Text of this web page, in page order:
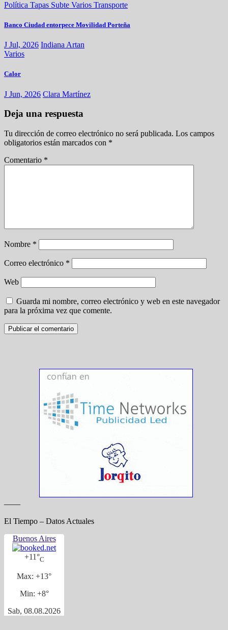
Política Tapas Subte Varios Transporte
Banco Ciudad entorpece Movilidad Porteña
J Jul, 2026 Indiana Artan
Varios
Calor
J Jun, 2026 Clara Martínez
Deja una respuesta
Tu dirección de correo electrónico no será publicada. Los campos
obligatorios están marcados con *
Comentario *
Nombre *
Correo electrónico *
Web
Guarda mi nombre, correo electrónico y web en este navegador
para la próxima vez que comente.
——
El Tiempo – Datos Actuales
Buenos Aires
+11°C
Max: +13°
Min: +8°
Sab, 08.08.2026